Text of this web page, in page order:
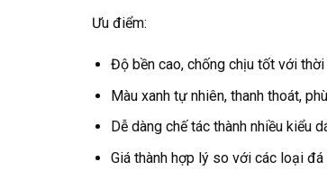
Ưu điểm:
Độ bền cao, chống chịu tốt với
Màu xanh tự nhiên, thanh thoát,
Dễ dàng chế tác thành nhiều kiểu
Giá thành hợp lý so với các loại đá